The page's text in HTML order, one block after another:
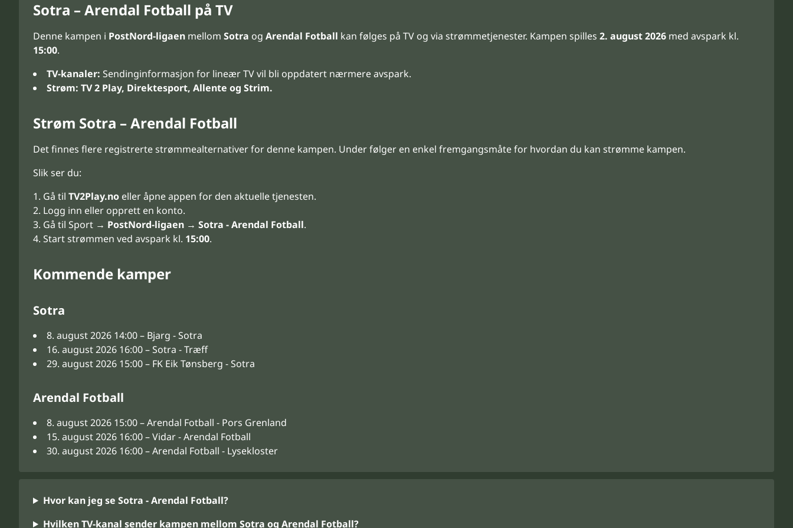
Sotra – Arendal Fotball på TV
Denne kampen i PostNord-ligaen mellom Sotra og Arendal Fotball kan følges på TV og via strømmetjenester. Kampen spilles 2. august 2026 med avspark kl.
15:00.
TV-kanaler: Sendinginformasjon for lineær TV vil bli oppdatert nærmere avspark.
Strøm: TV 2 Play, Direktesport, Allente og Strim.
Strøm Sotra – Arendal Fotball
Det finnes flere registrerte strømmealternativer for denne kampen. Under følger en enkel fremgangsmåte for hvordan du kan strømme kampen.
Slik ser du:
Gå til TV2Play.no eller åpne appen for den aktuelle tjenesten.
Logg inn eller opprett en konto.
Gå til Sport → PostNord-ligaen → Sotra - Arendal Fotball.
Start strømmen ved avspark kl. 15:00.
Kommende kamper
Sotra
8. august 2026 14:00 – Bjarg - Sotra
16. august 2026 16:00 – Sotra - Træff
29. august 2026 15:00 – FK Eik Tønsberg - Sotra
Arendal Fotball
8. august 2026 15:00 – Arendal Fotball - Pors Grenland
15. august 2026 16:00 – Vidar - Arendal Fotball
30. august 2026 16:00 – Arendal Fotball - Lysekloster
Hvor kan jeg se Sotra - Arendal Fotball?
Hvilken TV-kanal sender kampen mellom Sotra og Arendal Fotball?